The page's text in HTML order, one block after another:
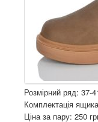
Розмірний ряд: 37-
Комплектація
Ціна за пару: 250